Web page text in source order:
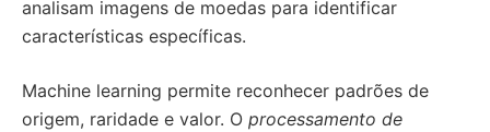
analisam imagens de moedas para identificar
características específicas.
Machine learning permite reconhecer padrões de
origem, raridade e valor. O processamento de